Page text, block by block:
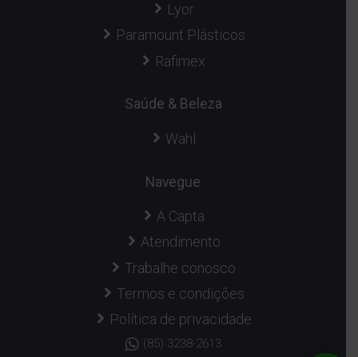
Lyor
Paramount Plásticos
Rafimex
Saúde & Beleza
Wahl
Navegue
A Capta
Atendimento
Trabalhe conosco
Termos e condições
Política de privacidade
(85) 3238-2613